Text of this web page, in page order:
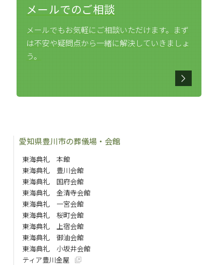
メールでのご相談
メールでもお気軽にご相談いただけます。まず
は不安や疑問点から一緒に解決していきましょ
う。
愛知県豊川市の葬儀場・会館
東海典礼 本館
東海典礼 豊川会館
東海典礼 国府会館
東海典礼 金清寺会館
東海典礼 一宮会館
東海典礼 桜町会館
東海典礼 上宿会館
東海典礼 御油会館
東海典礼 小坂井会館
ティア豊川金屋